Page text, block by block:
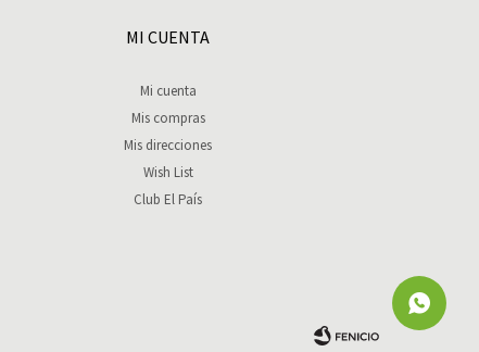
MI CUENTA
Mi cuenta
Mis compras
Mis direcciones
Wish List
Club El País